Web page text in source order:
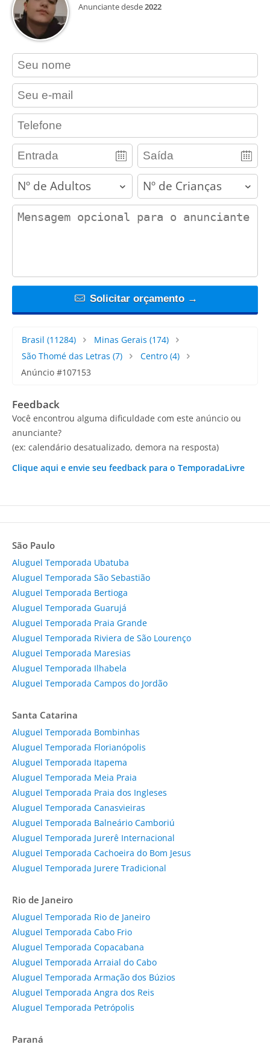
Anunciante desde2022
contact_name
contact_email
contact_phone
adults children
contact_message
Solicitar orçamento →
Brasil (11284) Minas Gerais (174)
São Thomé das Letras (7) Centro(4)
Anúncio #107153
Feedback
Você encontrou alguma dificuldade com este anúncio ou
anunciante?
(ex: calendário desatualizado, demora na resposta)
Clique aqui e envie seu feedback para o TemporadaLivre
São Paulo
Aluguel Temporada Ubatuba
Aluguel Temporada São Sebastião
Aluguel Temporada Bertioga
Aluguel Temporada Guarujá
Aluguel Temporada Praia Grande
Aluguel Temporada Riviera de São Lourenço
Aluguel Temporada Maresias
Aluguel Temporada Ilhabela
Aluguel Temporada Campos do Jordão
Santa Catarina
Aluguel Temporada Bombinhas
Aluguel Temporada Florianópolis
Aluguel Temporada Itapema
Aluguel Temporada Meia Praia
Aluguel Temporada Praia dos Ingleses
Aluguel Temporada Canasvieiras
Aluguel Temporada Balneário Camboriú
Aluguel Temporada Jurerê Internacional
Aluguel Temporada Cachoeira do Bom Jesus
Aluguel Temporada Jurere Tradicional
Rio de Janeiro
Aluguel Temporada Rio de Janeiro
Aluguel Temporada Cabo Frio
Aluguel Temporada Copacabana
Aluguel Temporada Arraial do Cabo
Aluguel Temporada Armação dos Búzios
Aluguel Temporada Angra dos Reis
Aluguel Temporada Petrópolis
Paraná